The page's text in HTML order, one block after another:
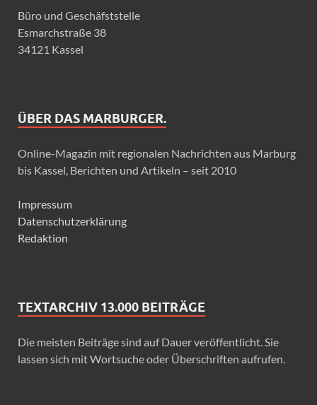
Büro und Geschäfststelle
Esmarchstraße 38
34121 Kassel
ÜBER DAS MARBURGER.
Online-Magazin mit regionalen Nachrichten aus Marburg
bis Kassel, Berichten und Artikeln – seit 2010
Impressum
Datenschutzerklärung
Redaktion
TEXTARCHIV 13.000 BEITRÄGE
Die meisten Beiträge sind auf Dauer veröffentlicht. Sie
lassen sich mit Wortsuche oder Überschriften aufrufen.